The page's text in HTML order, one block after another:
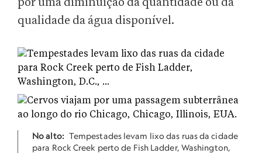
por uma diminuição da quantidade ou da
qualidade da água disponível.
No alto: Tempestades levam lixo das ruas da cidade
para Rock Creek perto de Fish Ladder, Washington,